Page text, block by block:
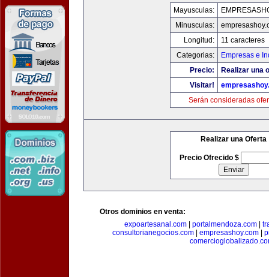
Mayusculas:
Minusculas:
Longitud:
11 caracteres
Categorias:
Empresas e
Precio:
Realizar una
Visitar!
Serán consideradas
Realizar una Oferta
Precio Ofrecido $
Otros dominios en venta:
expoartesanal.com| portalmendoza.com|
consultorianegocios.com
empresashoy.com